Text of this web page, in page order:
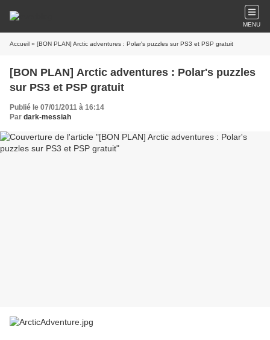
MENU
Accueil » [BON PLAN] Arctic adventures : Polar's puzzles sur PS3 et PSP gratuit
[BON PLAN] Arctic adventures : Polar's puzzles
sur PS3 et PSP gratuit
Publié le 07/01/2011 à 16:14
Par dark-messiah